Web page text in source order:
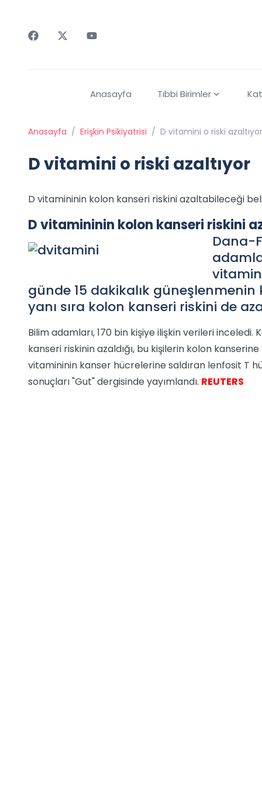
Anasayfa Tıbbi Birimler
Anasayfa / Erişkin Psikiyatrisi / D vitamini o riski azaltıyor
D vitamini o riski azaltıyor
D vitamininin kolon kanseri riskini azaltabileceği
D vitamininin kolon kanseri riskini
Dana-
günde 15 dakikalık güneşlenmenin
yanı sıra kolon kanseri riskini de
Bilim adamları, 170 bin kişiye ilişkin verileri
kanseri riskinin azaldığı, bu kişilerin kolon kanserine
vitamininin kanser hücrelerine saldıran lenfosit T
sonuçları "Gut" dergisinde yayımlandı. REUTERS